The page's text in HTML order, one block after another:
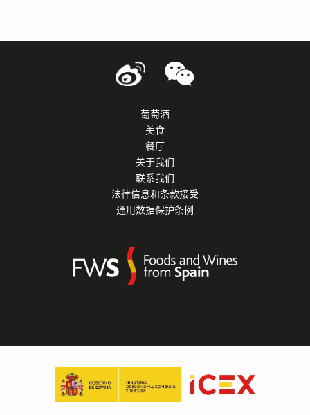
葡萄酒
美食
餐厅
关于我们
联系我们
法律信息和条款接受
通用数据保护条例